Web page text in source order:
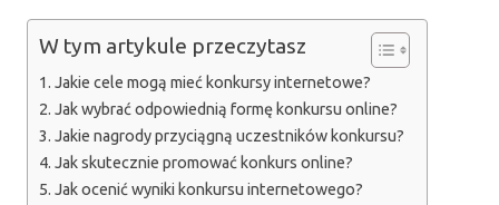
W tym artykule przeczytasz
Jakie cele mogą mieć konkursy internetowe?
Jak wybrać odpowiednią formę konkursu online?
Jakie nagrody przyciągną uczestników konkursu?
Jak skutecznie promować konkurs online?
Jak ocenić wyniki konkursu internetowego?